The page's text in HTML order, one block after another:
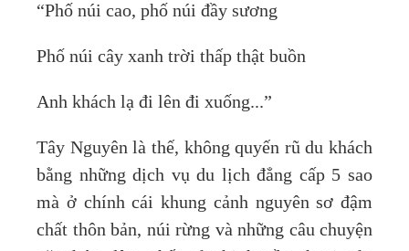
“Phố núi cao, phố núi đầy sương
Phố núi cây xanh trời thấp thật buồn
Anh khách lạ đi lên đi xuống...”
Tây Nguyên là thế, không quyến rũ du khách
bằng những dịch vụ du lịch đẳng cấp 5 sao
mà ở chính cái khung cảnh nguyên sơ đậm
chất thôn bản, núi rừng và những câu chuyện